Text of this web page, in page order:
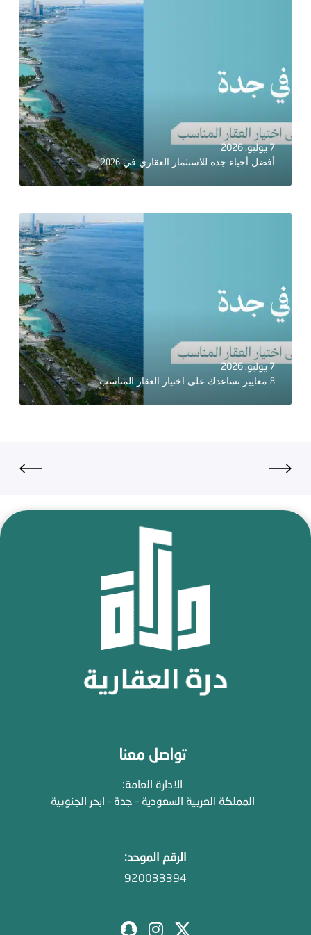
7 يوليو، 2026
أفضل أحياء جدة للاستثمار العقاري في 2026
7 يوليو، 2026
8 معايير تساعدك على اختيار العقار المناسب
تواصل معنا
الادارة العامة:
المملكة العربية السعودية – جدة – ابحر الجنوبية
الرقم الموحد:
920033394